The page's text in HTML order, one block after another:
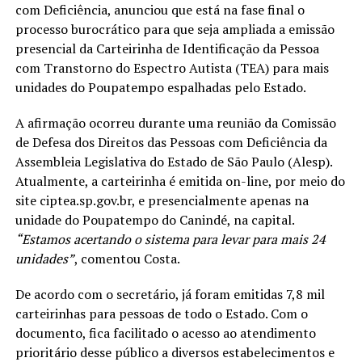
com Deficiência, anunciou que está na fase final o
processo burocrático para que seja ampliada a emissão
presencial da Carteirinha de Identificação da Pessoa
com Transtorno do Espectro Autista (TEA) para mais
unidades do Poupatempo espalhadas pelo Estado.
A afirmação ocorreu durante uma reunião da Comissão
de Defesa dos Direitos das Pessoas com Deficiência da
Assembleia Legislativa do Estado de São Paulo (Alesp).
Atualmente, a carteirinha é emitida on-line, por meio do
site ciptea.sp.gov.br, e presencialmente apenas na
unidade do Poupatempo do Canindé, na capital.
“Estamos acertando o sistema para levar para mais 24
unidades”, comentou Costa.
De acordo com o secretário, já foram emitidas 7,8 mil
carteirinhas para pessoas de todo o Estado. Com o
documento, fica facilitado o acesso ao atendimento
prioritário desse público a diversos estabelecimentos e